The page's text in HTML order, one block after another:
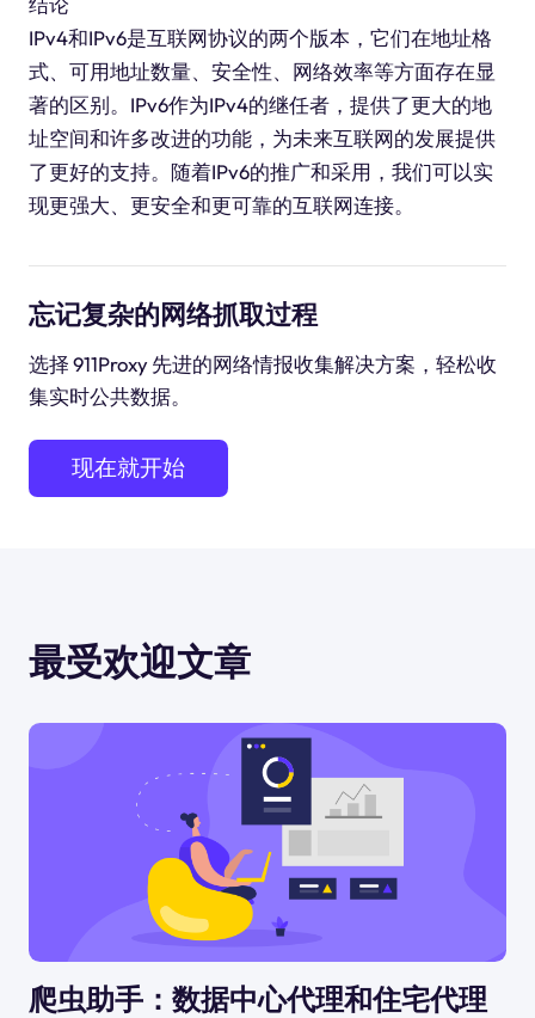
IPv4和IPv6是互联网协议的两个版本，它们在地址格
式、可用地址数量、安全性、网络效率等方面存在显
著的区别。IPv6作为IPv4的继任者，提供了更大的地
址空间和许多改进的功能，为未来互联网的发展提供
了更好的支持。随着IPv6的推广和采用，我们可以实
现更强大、更安全和更可靠的互联网连接。
忘记复杂的网络抓取过程
选择 911Proxy 先进的网络情报收集解决方案，轻松收
集实时公共数据。
现在就开始
最受欢迎文章
爬虫助手：数据中心代理和住宅代理